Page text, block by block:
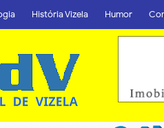
História Vizela Humor